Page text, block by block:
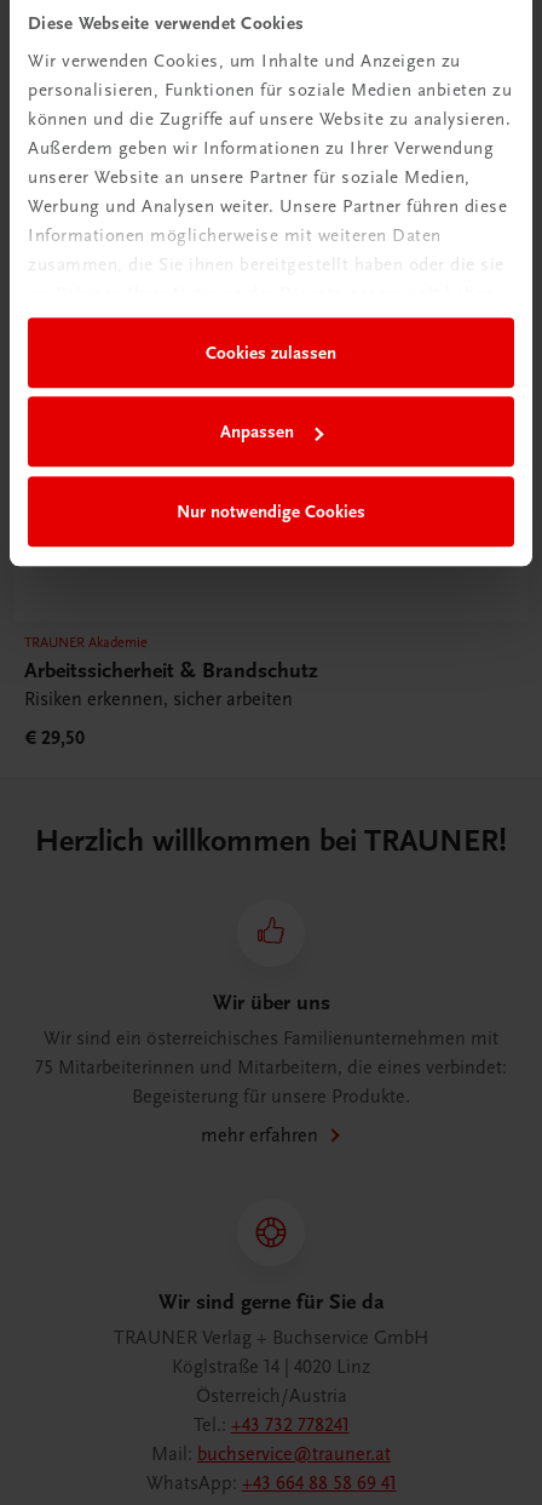
Diese Webseite verwendet Cookies
Wir verwenden Cookies, um Inhalte und Anzeigen zu
personalisieren, Funktionen für soziale Medien anbieten zu
können und die Zugriffe auf unsere Website zu analysieren.
Außerdem geben wir Informationen zu Ihrer Verwendung
unserer Website an unsere Partner für soziale Medien,
Werbung und Analysen weiter. Unsere Partner führen diese
Informationen möglicherweise mit weiteren Daten
zusammen, die Sie ihnen bereitgestellt haben oder die sie
Cookies zulassen
Anpassen
Nur notwendige Cookies
Hygiene Basics
Hygiene leicht gemacht – sicher, sauber, professionell
TRAUNER Akademie
Arbeitssicherheit & Brandschutz
Risiken erkennen, sicher arbeiten
€ 29,50
Herzlich willkommen bei TRAUNER!
Wir über uns
Wir sind ein österreichisches Familienunternehmen mit
75 Mitarbeiterinnen und Mitarbeitern, die eines verbindet:
Begeisterung für unsere Produkte.
mehr erfahren
Wir sind gerne für Sie da
TRAUNER Verlag + Buchservice GmbH
Köglstraße 14 | 4020 Linz
Österreich/Austria
Tel.: +43 732 778241
Mail: buchservice@trauner.at
WhatsApp: +43 664 88 58 69 41